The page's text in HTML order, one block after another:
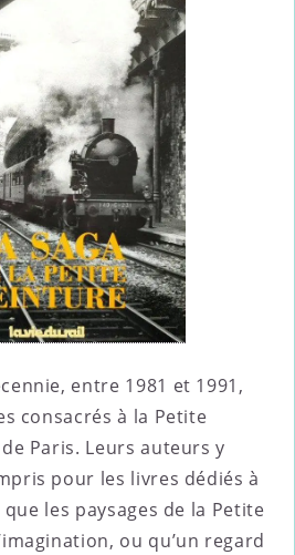
entre 1981 et 1991,
consacrés à la Petite
Paris. Leurs auteurs y
pour les livres dédiés à
les paysages de la Petite
ou qu’un regard